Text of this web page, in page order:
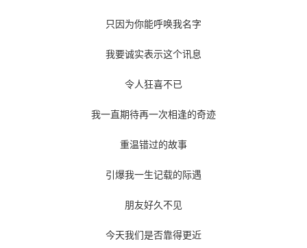
只因为你能呼唤我名字
我要诚实表示这个讯息
令人狂喜不已
我一直期待再一次相逢的奇迹
重温错过的故事
引爆我一生记载的际遇
朋友好久不见
今天我们是否靠得更近